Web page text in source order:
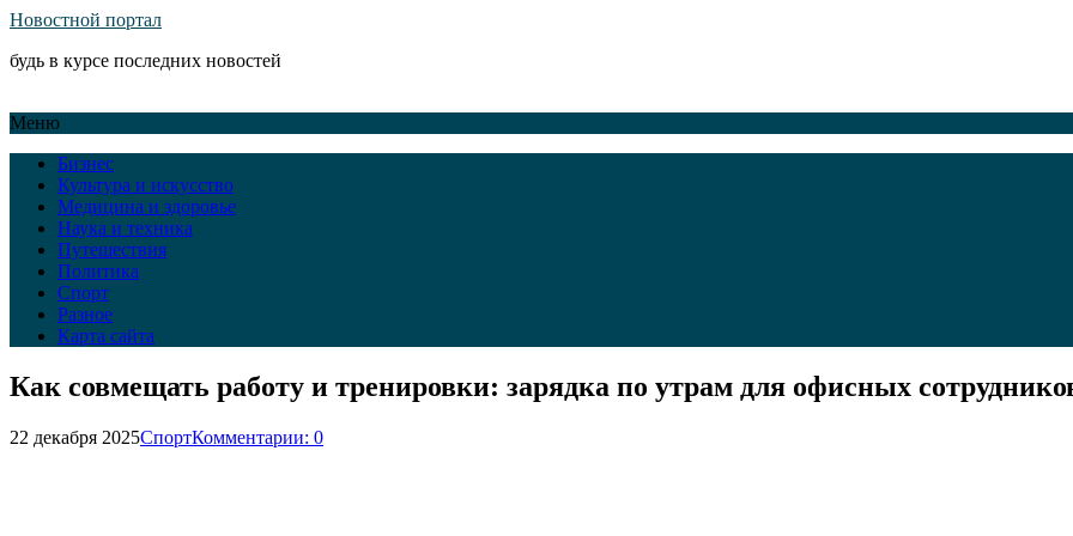
Новостной портал
будь в курсе последних новостей
Меню
Бизнес
Культура и искусство
Медицина и здоровье
Наука и техника
Путешествия
Политика
Спорт
Разное
Карта сайта
Как совмещать работу и тренировки: зарядка по утрам для офисных
22 декабря 2025СпортКомментарии: 0